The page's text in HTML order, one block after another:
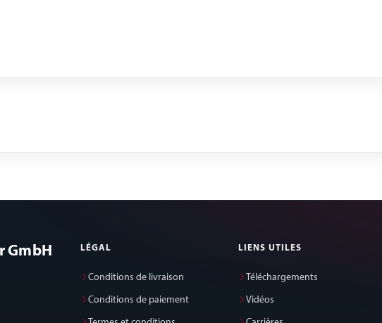
GmbH LÉGAL
Conditions de livraison
Conditions de paiement
LIENS UTILES
Téléchargements
Vidéos